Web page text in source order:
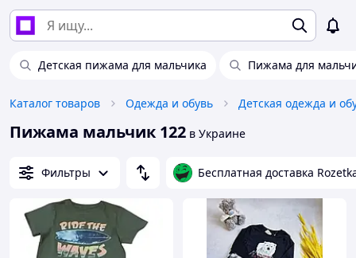
Детская пижама для мальчика Пижама для
Каталог товаров Одежда и обувь Детская одежда и
Пижама мальчик 122 в Украине
Фильтры Бесплатная доставка